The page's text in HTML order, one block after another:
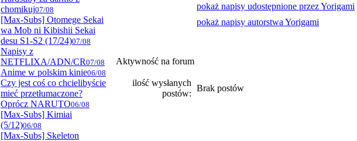
chomikuj07/08
[Max-Subs] Otomege Sekai
wa Mob ni Kibishii Sekai
desu S1-S2 (17/24)07/08
Napisy z
NETFLIXA/ADN/CR07/08
Anime w polskim kinie06/08
Czy jest coś co chcielibyście
mieć przetłumaczone?
Oprócz NARUTO06/08
[Max-Subs] Kimiai
(5/12)06/08
[Max-Subs] Skeleton
pokaż napisy udostępnione przez Yorigami
pokaż napisy autorstwa Yorigami
Aktywność na forum
ilość wysłanych
postów:
Brak postów